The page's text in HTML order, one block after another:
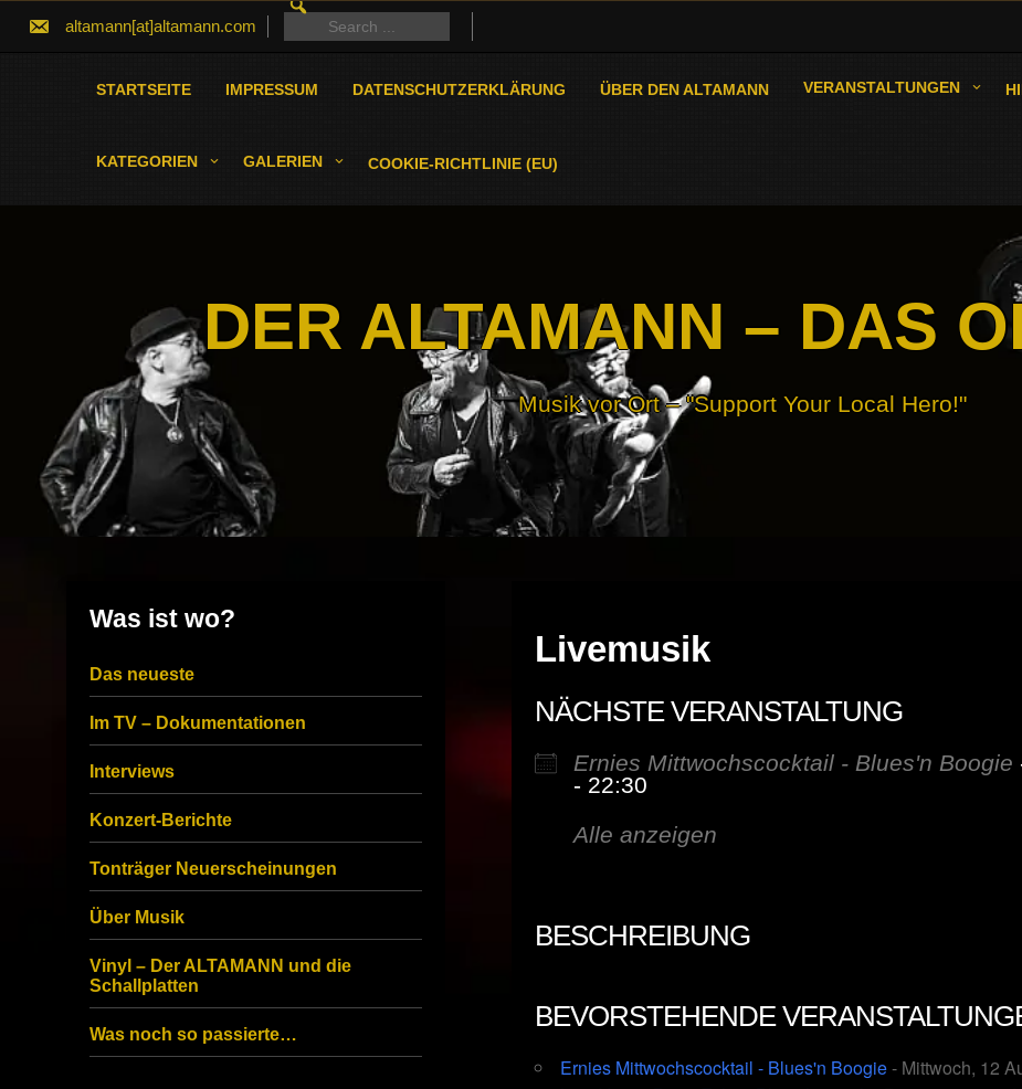
altamann[at]altamann.com
FOR:
Search
for:
STARTSEITE IMPRESSUM DATENSCHUTZERKLÄRUNG ÜBER DEN ALTAMANN VERANSTALTUNGEN
KATEGORIEN GALERIEN COOKIE-RICHTLINIE (EU)
DER ALTAMANN – DAS
Musik vor Ort – "Support Your Local Hero!"
Livemusik
NÄCHSTE VERANSTALTUNG
Ernies Mittwochscocktail - Blues'n Boogie
- 22:30
Alle anzeigen
BESCHREIBUNG
BEVORSTEHENDE
Ernies Mittwochscocktail - Blues'n Boogie- Mittwoch, 12
Was ist wo?
Das neueste
Im TV – Dokumentationen
Interviews
Konzert-Berichte
Tonträger Neuerscheinungen
Über Musik
Vinyl – Der ALTAMANN und die
Schallplatten
Was noch so passierte…